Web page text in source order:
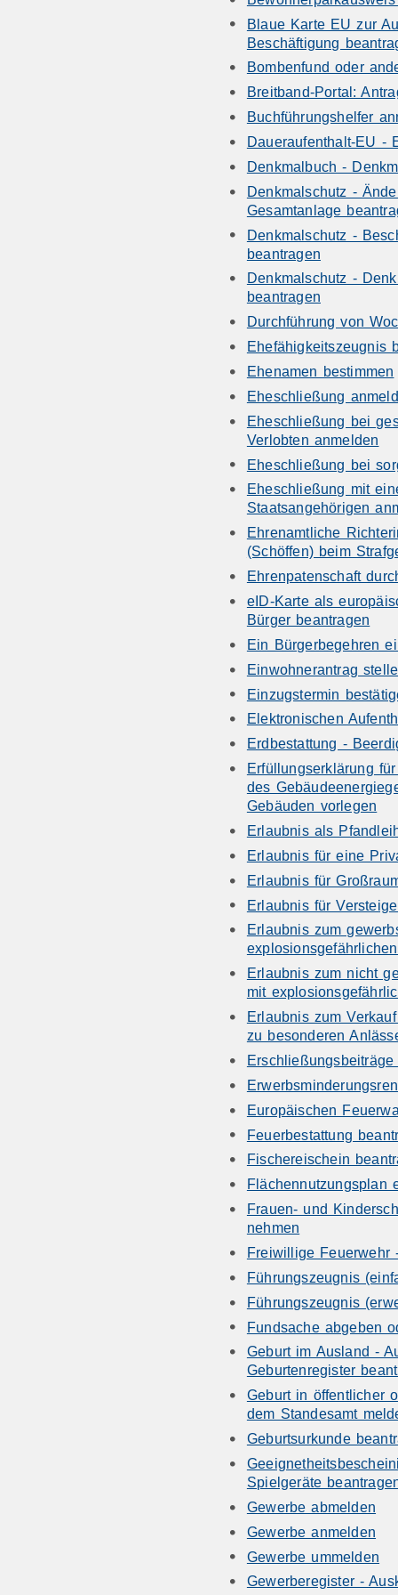
Blaue Karte EU zur
Beschäftigung
Bombenfund oder
Breitband-Portal:
Buchführungshelfer
Daueraufenthalt-EU -
Denkmalbuch -
Denkmalschutz -
Gesamtanlage
Denkmalschutz -
beantragen
Denkmalschutz -
beantragen
Durchführung von
Ehefähigkeitszeugnis
Ehenamen bestimmen
Eheschließung
Eheschließung bei
Verlobten anmelden
Eheschließung bei
Eheschließung mit
Staatsangehörigen
Ehrenamtliche
(Schöffen) beim
Ehrenpatenschaft
eID-Karte als
Bürger beantragen
Ein Bürgerbegehren
Einwohnerantrag
Einzugstermin
Elektronischen
Erdbestattung -
Erfüllungserklärung
des
Gebäuden vorlegen
Erlaubnis als
Erlaubnis für eine
Erlaubnis für
Erlaubnis für
Erlaubnis zum
Erlaubnis zum nicht
mit
Erlaubnis zum
zu besonderen
Europäischen
Feuerbestattung
Fischereischein
Flächennutzungsplan
Frauen- und
nehmen
Freiwillige Feuerwehr
Führungszeugnis
Führungszeugnis
Fundsache abgeben
Geburt im Ausland -
Geburtenregister
Geburt in öffentlicher
dem Standesamt
Geburtsurkunde
Spielgeräte
Gewerbe abmelden
Gewerbe anmelden
Gewerbe ummelden
Gewerberegister -